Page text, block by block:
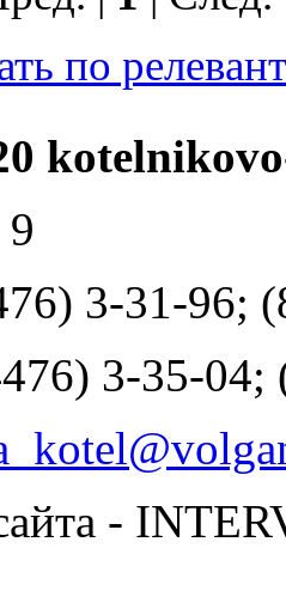
по
3-31-96;
3-35-04;
-